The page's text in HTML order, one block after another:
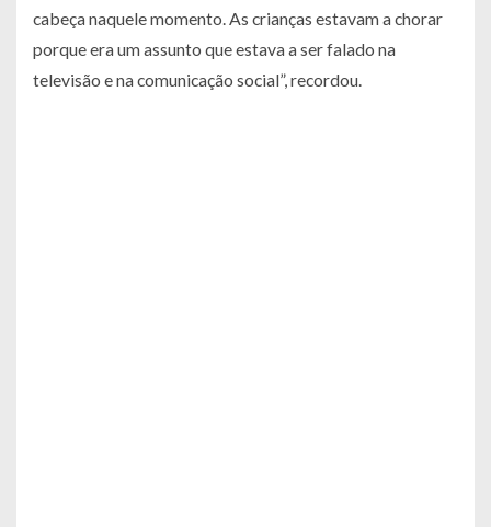
cabeça naquele momento. As crianças estavam a chorar
porque era um assunto que estava a ser falado na
televisão e na comunicação social”, recordou.